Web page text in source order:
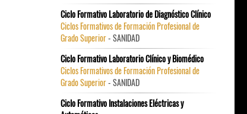
Ciclo Formativo Laboratorio de Diagnóstico Clínico
Ciclos Formativos de Formación Profesional de
Grado Superior- SANIDAD
Ciclo Formativo Laboratorio Clínico y Biomédico
Ciclos Formativos de Formación Profesional de
Grado Superior- SANIDAD
Ciclo Formativo Instalaciones Eléctricas y